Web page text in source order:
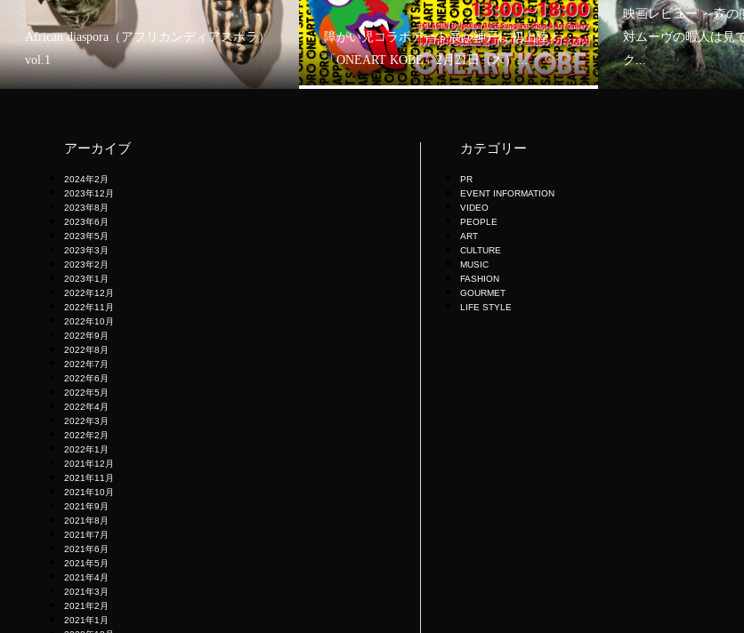
African diaspora（アフリカンディアスポラ）
vol.1
障がい児コラボアート展が神戸に初上陸！
「ONEART KOBE」2月21日（木）...
映画レビュー ～森の
対ムーヴの暇人は見
ク...
アーカイブ
2024年2月
2023年12月
2023年8月
2023年6月
2023年5月
2023年3月
2023年2月
2023年1月
2022年12月
2022年11月
2022年10月
2022年9月
2022年8月
2022年7月
2022年6月
2022年5月
2022年4月
2022年3月
2022年2月
2022年1月
2021年12月
2021年11月
2021年10月
2021年9月
2021年8月
2021年7月
2021年6月
2021年5月
2021年4月
2021年3月
2021年2月
2021年1月
カテゴリー
PR
EVENT INFORMATION
VIDEO
PEOPLE
ART
CULTURE
MUSIC
FASHION
GOURMET
LIFE STYLE